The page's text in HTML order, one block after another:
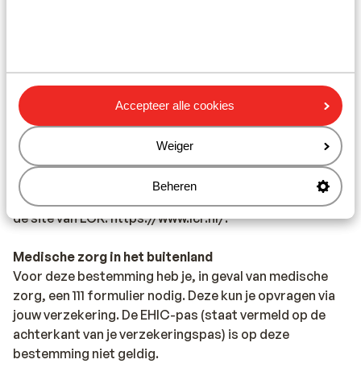
Accepteer alle cookies
Weiger
Beheren
Het reizen met de juiste documenten is jouw eigen
verantwoordelijkheid. Sunweb kan hiervoor niet
aansprakelijk worden gesteld.
Vaccinatie:
Voor actuele informatie betreffende vaccinaties en
andere gegevens over gezondheid en reizen kijk je op
de site van LCR: https://www.lcr.nl/.
Medische zorg in het buitenland
Voor deze bestemming heb je, in geval van medische
zorg, een 111 formulier nodig. Deze kun je opvragen via
jouw verzekering. De EHIC-pas (staat vermeld op de
achterkant van je verzekeringspas) is op deze
bestemming niet geldig.